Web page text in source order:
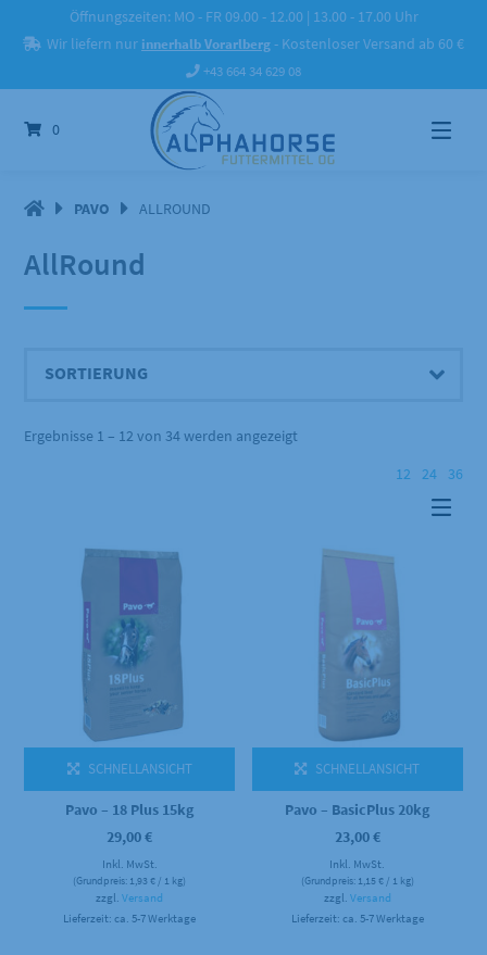
zum
Inhalt
Öffnungszeiten: MO - FR 09.00 - 12.00 | 13.00 - 17.00 Uhr
Wir liefern nur innerhalb Vorarlberg- Kostenloser Versand ab 60 €
+43 664 34 629 08
0
PAVO ALLROUND
AllRound
Ergebnisse 1 – 12 von 34 werden angezeigt
12
24 36
SCHNELLANSICHT
Pavo – 18 Plus 15kg
29,00€
Inkl. MwSt.
(Grundpreis: 1,93 € / 1 kg)
zzgl.Versand
Lieferzeit: ca. 5-7 Werktage
SCHNELLANSICHT
Pavo – BasicPlus 20kg
23,00€
Inkl. MwSt.
(Grundpreis: 1,15 €/ 1 kg)
zzgl. Versand
Lieferzeit: ca. 5-7 Werktage